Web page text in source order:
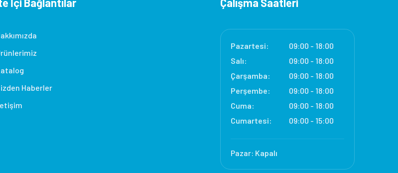
Haberler
Pazartesi:
09:00 - 18:00
Salı:
09:00 - 18:00
Çarşamba:
09:00 - 18:00
Perşembe:
09:00 - 18:00
Cuma:
09:00 - 18:00
Cumartesi:
09:00 - 15:00
Pazar: Kapalı